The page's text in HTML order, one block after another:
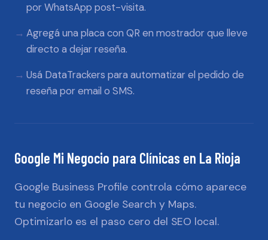
por WhatsApp post-visita.
Agregá una placa con QR en mostrador que lleve
directo a dejar reseña.
Usá DataTrackers para automatizar el pedido de
reseña por email o SMS.
Google Mi Negocio para Clínicas en La Rioja
Google Business Profile controla cómo aparece
tu negocio en Google Search y Maps.
Optimizarlo es el paso cero del SEO local.